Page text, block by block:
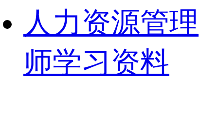
人力资源管理
师学习资料